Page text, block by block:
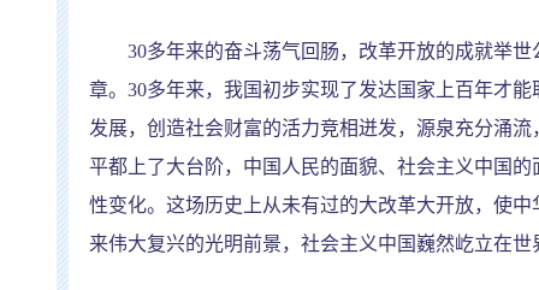
30多年来的奋斗荡气回肠，改革开放的成就举
章。 30多年来，我国初步实现了发达国家上百年才
发展，创造社会财富的活力竞相迸发，源泉充分涌
平都上了大台阶，中国人民的面貌、社会主义中国
性变化。这场历史上从未有过的大改革大开放，使
来伟大复兴的光明前景，社会主义中国巍然屹立在世